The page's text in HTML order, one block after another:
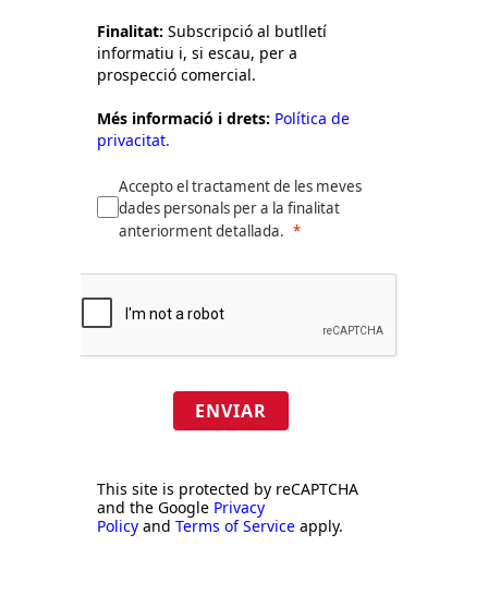
Finalitat: Subscripció al butlletí
informatiu i, si escau, per a
prospecció comercial.
Més informació i drets: Política de
privacitat.
Accepto el tractament de les meves
dades personals per a la finalitat
anteriorment detallada.
ENVIAR
This site is protected by reCAPTCHA
and the Google Privacy
Policy and Terms of Service apply.